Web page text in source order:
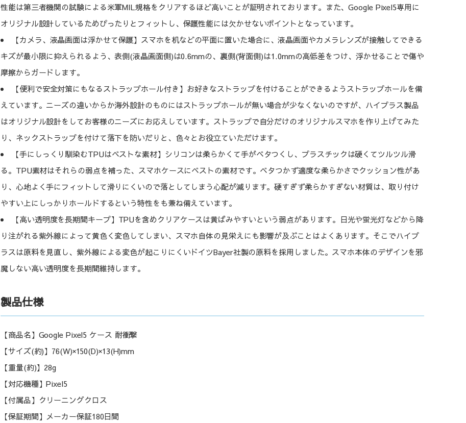
性能は第三者機関の試験による米軍MIL規格をクリアするほど高いことが証明されております。また、Google Pixel5専用に
オリジナル設計しているためぴったりとフィットし、保護性能には欠かせないポイントとなっています。
【カメラ、液晶画面は浮かせて保護】スマホを机などの平面に置いた場合に、液晶画面やカメラレンズが接触してできる
キズが最小限に抑えられるよう、表側(液晶画面側)は0.6mmの、裏側(背面側)は1.0mmの高低差をつけ、浮かせることで傷や
摩擦からガードします。
【便利で安全対策にもなるストラップホール付き】お好きなストラップを付けることができるようストラップホールを備
えています。ニーズの違いからか海外設計のものにはストラップホールが無い場合が少なくないのですが、ハイプラス製品
はオリジナル設計をしてお客様のニーズにお応えしています。ストラップで自分だけのオリジナルスマホを作り上げてみた
り、ネックストラップを付けて落下を防いだりと、色々とお役立ていただけます。
【手にしっくり馴染むTPUはベストな素材】シリコンは柔らかくて手がベタつくし、プラスチックは硬くてツルツル滑
る。TPU素材はそれらの弱点を補った、スマホケースにベストの素材です。ベタつかず適度な柔らかさでクッション性があ
り、心地よく手にフィットして滑りにくいので落としてしまう心配が減ります。硬すぎず柔らかすぎない材質は、取り付け
やすい上にしっかりホールドするという特性をも兼ね備えています。
【高い透明度を長期間キープ】TPUを含めクリアケースは黄ばみやすいという弱点があります。日光や蛍光灯などから降
り注がれる紫外線によって黄色く変色してしまい、スマホ自体の見栄えにも影響が及ぶことはよくあります。そこでハイプ
ラスは原料を見直し、紫外線による変色が起こりにくいドイツBayer社製の原料を採用しました。スマホ本体のデザインを邪
魔しない高い透明度を長期間維持します。
製品仕様
【商品名】Google Pixel5 ケース 耐衝撃
【サイズ(約)】76(W)×150(D)×13(H)mm
【重量(約)】28g
【対応機種】Pixel5
【付属品】クリーニングクロス
【保証期間】メーカー保証180日間